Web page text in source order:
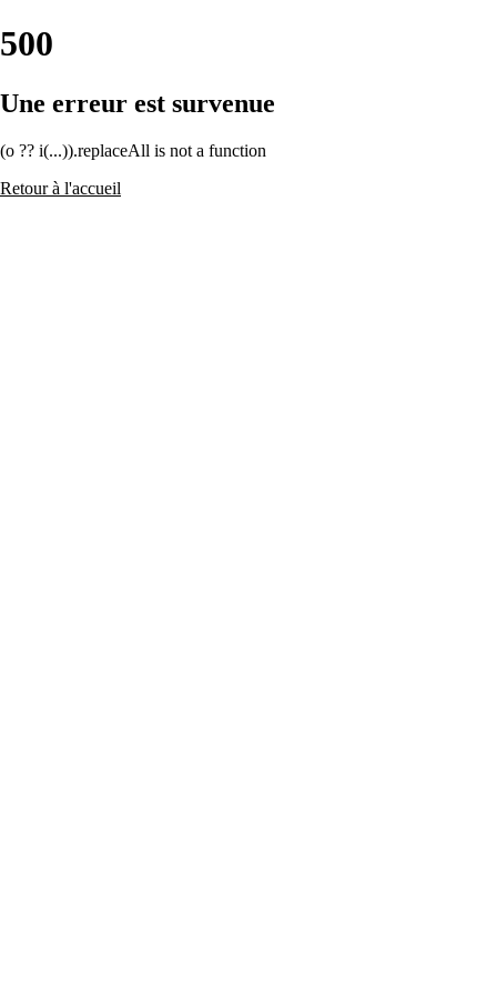
500
Une erreur est survenue
(o ?? i(...)).replaceAll is not a function
Retour à l'accueil